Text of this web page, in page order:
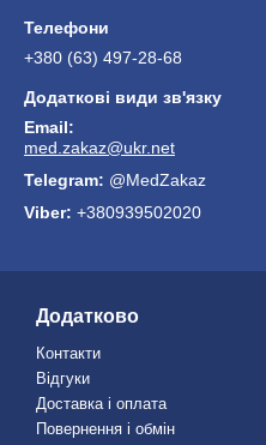
+380 (63) 497-28-68
med.zakaz@ukr.net
@MedZakaz
+380939502020
Додатково
Контакти
Відгуки
Доставка і оплата
Повернення і обмін